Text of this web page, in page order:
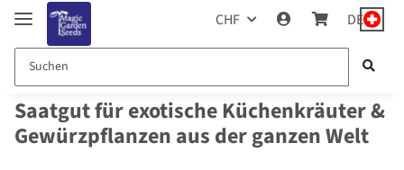
CHF DE
Saatgut für exotische Küchenkräuter &
Gewürzpflanzen aus der ganzen Welt